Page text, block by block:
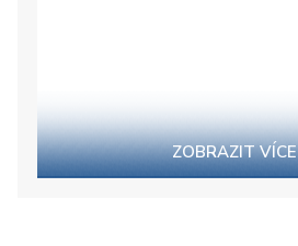
ZOBRAZIT VÍCE